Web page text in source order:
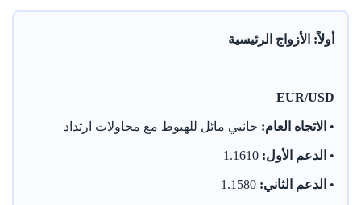
أولاً: الأزواج الرئيسية
EUR/USD
• الاتجاه العام: جانبي مائل للهبوط مع محاولات ارتداد
• الدعم الأول:
• الدعم الثاني: